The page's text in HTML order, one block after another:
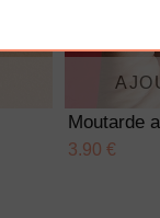
Moutarde
3.90 €